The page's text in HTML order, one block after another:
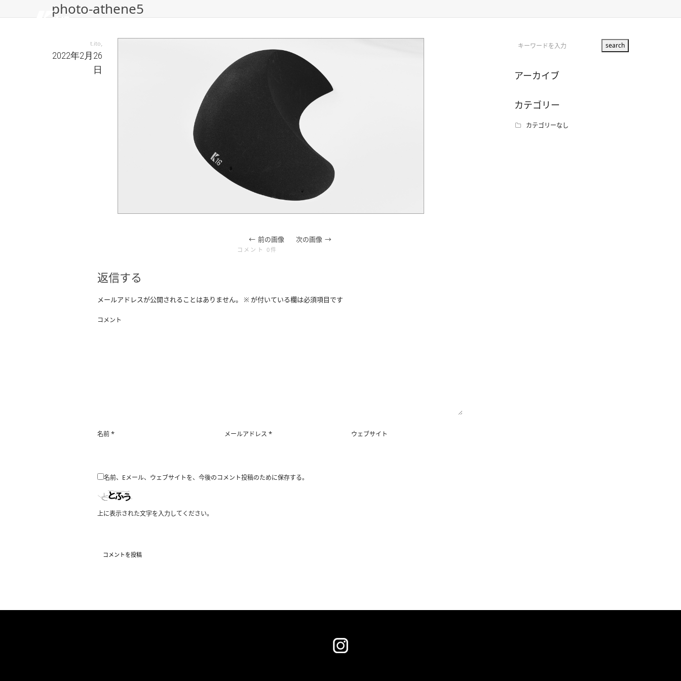
photo-athene5
t.ito,
2022年2月26
日
前の画像 次の画像
コメント 0件
返信する
メールアドレスが公開されることはありません。 ※ が付いている欄は必須項目です
コメント
名前* メールアドレス * ウェブサイト
名前、Eメール、ウェブサイトを、今後のコメント投稿のために保存する。
上に表示された文字を入力してください。
アーカイブ
カテゴリー
カテゴリーなし